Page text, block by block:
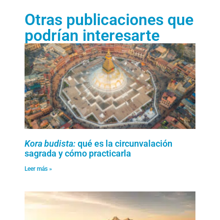
Otras publicaciones que
podrían interesarte
Kora budista:qué es la circunvalación
sagrada y cómo practicarla
Leer más »